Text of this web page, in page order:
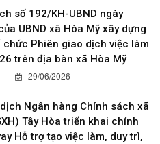
số 192/KH-UBND ngày
UBND xã Hòa Mỹ xây dựng
chức Phiên giao dịch việc làm
trên địa bàn xã Hòa Mỹ
29/06/2026
Ngân hàng Chính sách xã
Tây Hòa triển khai chính
Hỗ trợ tạo việc làm, duy trì,